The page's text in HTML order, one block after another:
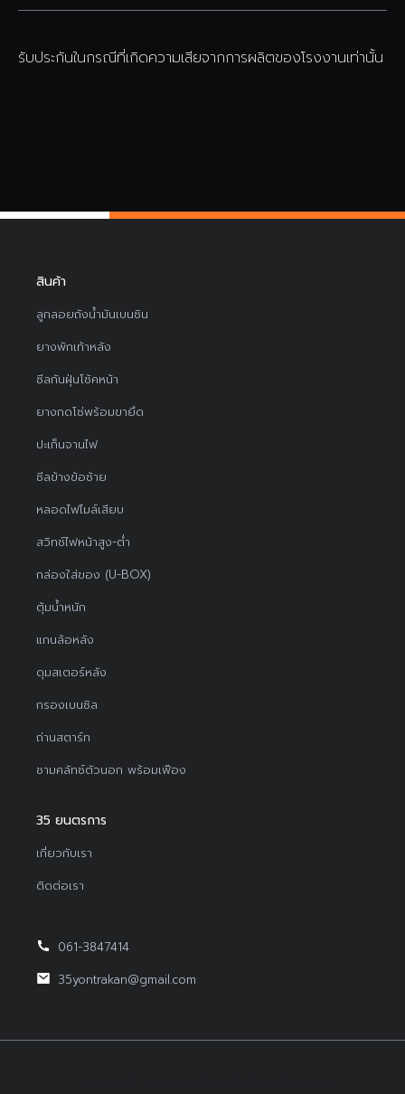
รับประกันในกรณีที่เกิดความเสียจากการผลิตของโรงงานเท่านั้น
สินค้า
ลูกลอยถังน้ำมันเบนซิน
ยางพักเท้าหลัง
ซีลกันฝุ่นโช้คหน้า
ยางกดโซ่พร้อมขายึด
ปะเก็นจานไฟ
ซีลข้างข้อซ้าย
หลอดไฟไมล์เสียบ
สวิทช์ไฟหน้าสูง-ต่ำ
กล่องใส่ของ (U-BOX)
ตุ้มน้ำหนัก
แกนล้อหลัง
ดุมสเตอร์หลัง
กรองเบนซิล
ถ่านสตาร์ท
ชามคลัทช์ตัวนอก พร้อมเฟือง
35 ยนตรการ
เกี่ยวกับเรา
ติดต่อเรา
061-3847414
35yontrakan@gmail.com